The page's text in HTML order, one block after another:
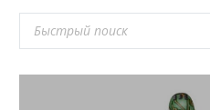
товаров